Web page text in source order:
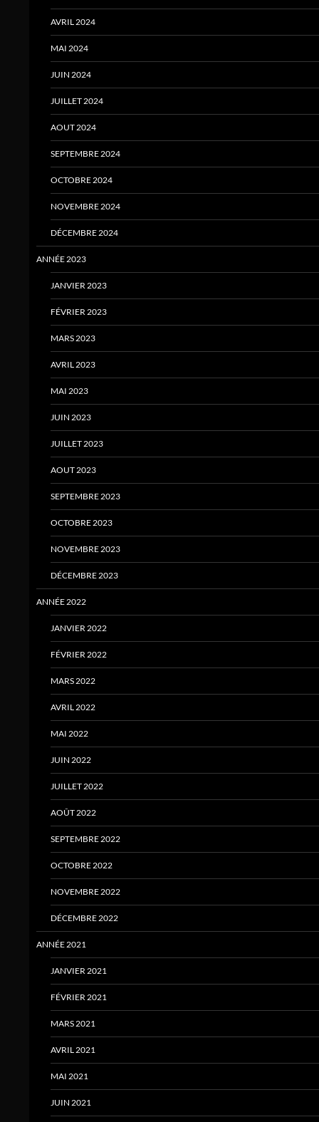
AVRIL 2024
MAI 2024
JUIN 2024
JUILLET 2024
AOUT 2024
SEPTEMBRE 2024
OCTOBRE 2024
NOVEMBRE 2024
DÉCEMBRE 2024
ANNÉE 2023
JANVIER 2023
FÉVRIER 2023
MARS 2023
AVRIL 2023
MAI 2023
JUIN 2023
JUILLET 2023
AOUT 2023
SEPTEMBRE 2023
OCTOBRE 2023
NOVEMBRE 2023
DÉCEMBRE 2023
ANNÉE 2022
JANVIER 2022
FÉVRIER 2022
MARS 2022
AVRIL 2022
MAI 2022
JUIN 2022
JUILLET 2022
AOÛT 2022
SEPTEMBRE 2022
OCTOBRE 2022
NOVEMBRE 2022
DÉCEMBRE 2022
ANNÉE 2021
JANVIER 2021
FÉVRIER 2021
MARS 2021
AVRIL 2021
MAI 2021
JUIN 2021